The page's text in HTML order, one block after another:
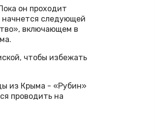
он проходит
начнется следующей
включающем в
чтобы избежать
из Крыма - «Рубин»
проводить на